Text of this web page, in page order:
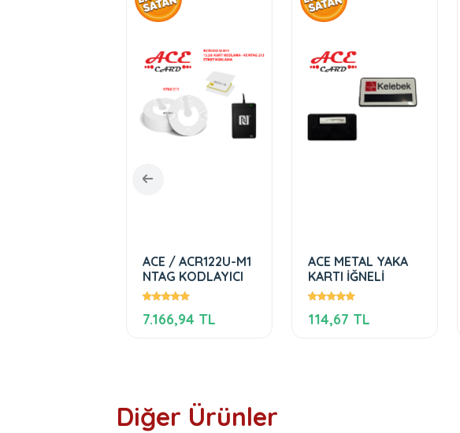
ACE / ACR122U-M1
NTAG KODLAYICI
7.166,94 TL
ACE METAL YAKA
KARTI İĞNELİ
114,67 TL
Diğer Ürünler